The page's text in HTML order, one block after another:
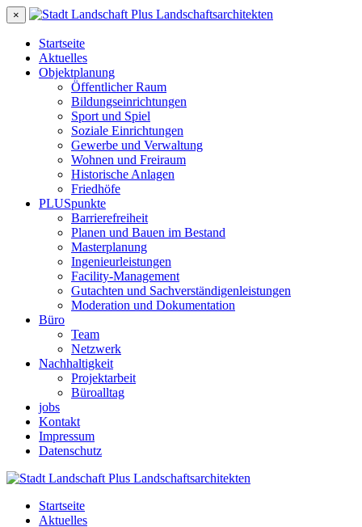
×
Startseite
Aktuelles
Objektplanung
Öffentlicher Raum
Bildungseinrichtungen
Sport und Spiel
Soziale Einrichtungen
Gewerbe und Verwaltung
Wohnen und Freiraum
Historische Anlagen
Friedhöfe
PLUSpunkte
Barrierefreiheit
Planen und Bauen im Bestand
Masterplanung
Ingenieurleistungen
Facility-Management
Gutachten und Sachverständigenleistungen
Moderation und Dokumentation
Büro
Team
Netzwerk
Nachhaltigkeit
Projektarbeit
Büroalltag
jobs
Kontakt
Impressum
Datenschutz
Startseite
Aktuelles